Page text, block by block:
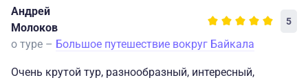
Андрей
Молоков
5
о туре – Большое путешествие вокруг Байкала
Очень крутой тур, разнообразный, интересный,